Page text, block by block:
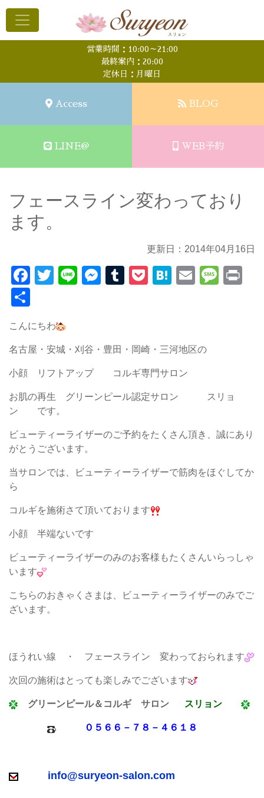
営業時間：10:00～21:00
最終案内：20:00
定休日：月曜日
Access BLOG
LINE@ WEB予約
フェースライン変わっており
ます。
更新日：2014年04月16日
Facebook
TwitterLineMessenger
Tumblr
Pocket
Hatena
Email
こんにちわ
名古屋・安城・刈谷・豊田・岡崎・三河地区の
小顔 リフトアップ コルギ専門サロン
お肌の再生 グリーンピール認定サロン スリョ
ン です。
ビューティーライザーのご予約をたくさん頂き、誠にあり
がとうございます。
当サロンでは、ビューティーライザーで筋肉をほぐしてか
ら
コルギを施術さて頂いております
小顔 半端ないです
ビューティーライザーのみのお客様もたくさんいらっしゃ
います
こちらのおきゃくさまは、ビューティーライザーのみでご
ざいます。
ほうれい線 ・ フェースライン 変わっておられます
次回の施術はとっても楽しみでございます
グリーンピール＆コルギ サロン スリョン
０５６６－７８－４６１８
info@suryeon-salon.com